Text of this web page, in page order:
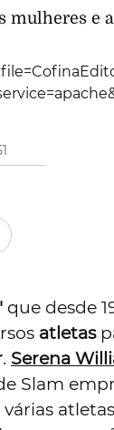
mulheres e
que desde
atletas
. Serena
Slam